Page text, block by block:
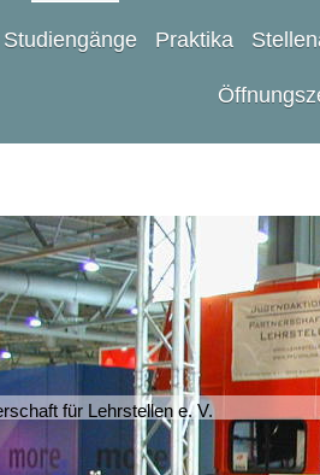
Praktika
für Lehrstellen e. V.